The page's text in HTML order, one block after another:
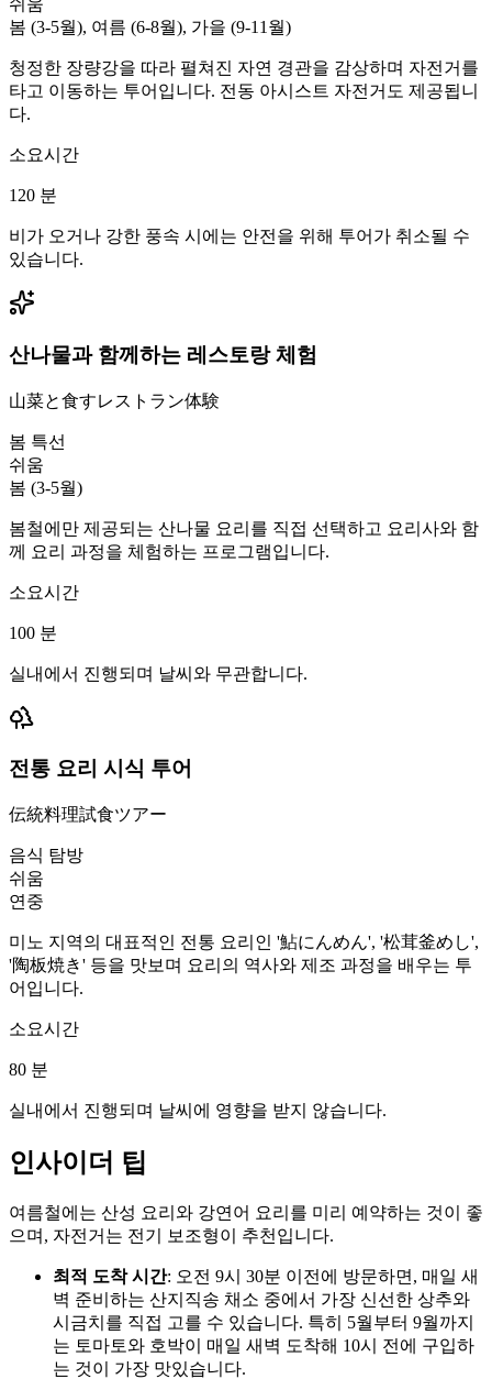
쉬움
봄 (3-5월), 여름 (6-8월), 가을 (9-11월)
청정한 장량강을 따라 펼쳐진 자연 경관을 감상하며 자전거를
타고 이동하는 투어입니다. 전동 아시스트 자전거도 제공됩니
다.
소요시간
120 분
비가 오거나 강한 풍속 시에는 안전을 위해 투어가 취소될 수
있습니다.
산나물과 함께하는 레스토랑 체험
山菜と食すレストラン体験
봄 특선
쉬움
봄 (3-5월)
봄철에만 제공되는 산나물 요리를 직접 선택하고 요리사와 함
께 요리 과정을 체험하는 프로그램입니다.
소요시간
100 분
실내에서 진행되며 날씨와 무관합니다.
전통 요리 시식 투어
伝統料理試食ツアー
음식 탐방
쉬움
연중
미노 지역의 대표적인 전통 요리인 '鮎にんめん', '松茸釜めし',
'陶板焼き' 등을 맛보며 요리의 역사와 제조 과정을 배우는 투
어입니다.
소요시간
80 분
실내에서 진행되며 날씨에 영향을 받지 않습니다.
인사이더 팁
여름철에는 산성 요리와 강연어 요리를 미리 예약하는 것이 좋
으며, 자전거는 전기 보조형이 추천입니다.
최적 도착 시간: 오전 9시 30분 이전에 방문하면, 매일 새
벽 준비하는 산지직송 채소 중에서 가장 신선한 상추와
시금치를 직접 고를 수 있습니다. 특히 5월부터 9월까지
는 토마토와 호박이 매일 새벽 도착해 10시 전에 구입하
는 것이 가장 맛있습니다.